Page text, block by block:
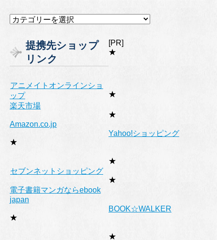
カ
リ
ー
提携先ショップ
リンク
[PR]
★
アニメイトオンラインショ
ップ
★
楽天市場
★
Amazon.co.jp
★
Yahoo!ショッピング
★
セブンネットショッピング
★
電子書籍マンガならebook
japan
★
BOOK☆WALKER
★